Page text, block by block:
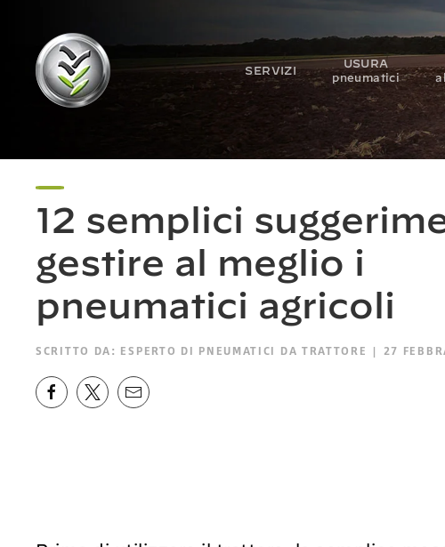
SERVIZI
USURA
pneumatici
12 semplici
gestire al meglio i
pneumatici agricoli
SCRITTO DA: ESPERTO DI PNEUMATICI DA TRATTORE | 27